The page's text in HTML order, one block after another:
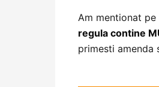
Am mentionat
regula contine
primesti amenda